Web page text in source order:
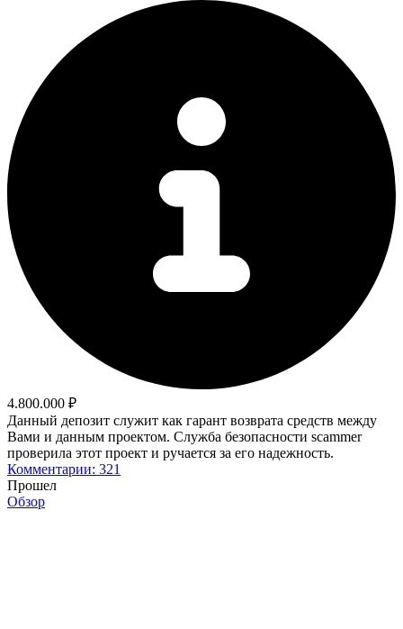
4.800.000 ₽
Данный депозит служит как гарант возврата средств между
Вами и данным проектом. Служба безопасности scammer
проверила этот проект и ручается за его надежность.
Комментарии: 321
Прошел
Обзор